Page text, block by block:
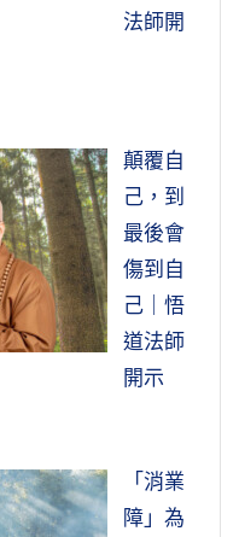
法師開
顛覆自
己，到
最後會
傷到自
己｜悟
道法師
開示
「消業
障」為